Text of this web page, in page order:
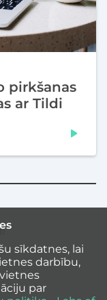
pirkšanas
ar Tildi
sīkdatnes, lai
darbību,
par